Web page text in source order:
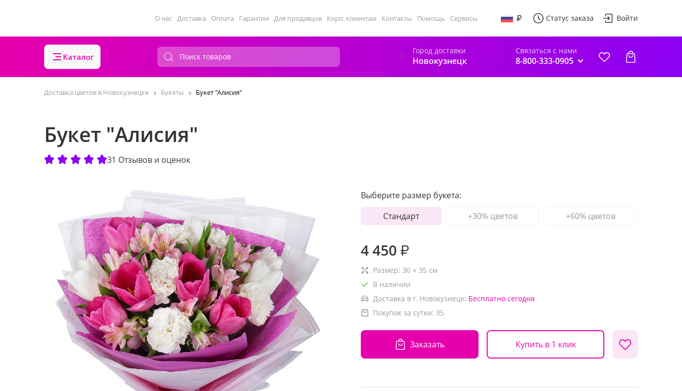
О нас Доставка Оплата Гарантии Для продавцов Корп. клиентам Контакты Помощь Сервисы Статус заказа Войти
Каталог
Город доставки
Новокузнецк
Связаться с нами
8-800-333-0905
Доставка цветов в Новокузнецке Букеты Букет "Алисия"
Букет "Алисия"
31 Отзывов и оценок
Выберите размер букета:
Стандарт
+30% цветов +60% цветов
4 450 ₽
Размер: 30 × 35 см
В наличии
Доставка в г. Новокузнецк: Бесплатно сегодня
Покупок за сутки: 35
Заказать Купить в 1 клик